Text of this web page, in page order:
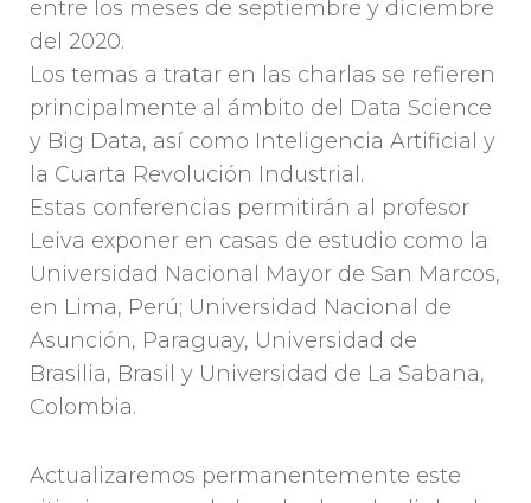
entre los meses de septiembre y diciembre
del 2020.
Los temas a tratar en las charlas se refieren
principalmente al ámbito del Data Science
y Big Data, así como Inteligencia Artificial y
la Cuarta Revolución Industrial.
Estas conferencias permitirán al profesor
Leiva exponer en casas de estudio como la
Universidad Nacional Mayor de San Marcos,
en Lima, Perú; Universidad Nacional de
Asunción, Paraguay, Universidad de
Brasilia, Brasil y Universidad de La Sabana,
Colombia.
Actualizaremos permanentemente este